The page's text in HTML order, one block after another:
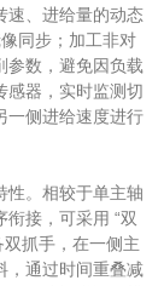
速、进给量的动态
同步；加工非对
参数，避免因负载
感器，实时监测切
一侧进给速度进行
。相较于单主轴
接，可采用 “双
抓手，在一侧主
，通过时间重叠减